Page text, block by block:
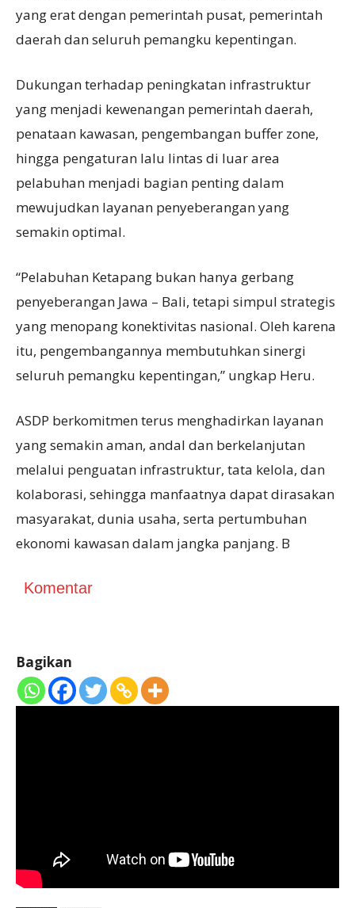
yang erat dengan pemerintah pusat, pemerintah
daerah dan seluruh pemangku kepentingan.
Dukungan terhadap peningkatan infrastruktur
yang menjadi kewenangan pemerintah daerah,
penataan kawasan, pengembangan buffer zone,
hingga pengaturan lalu lintas di luar area
pelabuhan menjadi bagian penting dalam
mewujudkan layanan penyeberangan yang
semakin optimal.
“Pelabuhan Ketapang bukan hanya gerbang
penyeberangan Jawa – Bali, tetapi simpul strategis
yang menopang konektivitas nasional. Oleh karena
itu, pengembangannya membutuhkan sinergi
seluruh pemangku kepentingan,” ungkap Heru.
ASDP berkomitmen terus menghadirkan layanan
yang semakin aman, andal dan berkelanjutan
melalui penguatan infrastruktur, tata kelola, dan
kolaborasi, sehingga manfaatnya dapat dirasakan
masyarakat, dunia usaha, serta pertumbuhan
ekonomi kawasan dalam jangka panjang. B
Komentar
Bagikan